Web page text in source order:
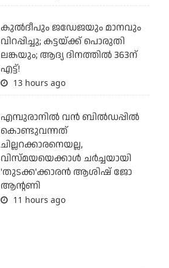
കുല്‍ദീപും ജഡേജയും മാനവും
വിറപ്പിച്ചു; കട്ടയ്ക്ക് പൊരുതി
ലങ്കയും; ആദ്യ ദിനത്തില്‍ 363ന്
എട്ട്!
13 hours ago
എമ്പുരാനില്‍ വന്‍ ബില്‍ഡപ്പില്‍
കൊണ്ടുവന്നത്
ചില്ലറക്കാരനെയല്ല,
വിസ്മയയെക്കാള്‍ ചര്‍ച്ചയായി
'തുടക്ക'ക്കാരന്‍ ആശിഷ് ജോ
ആന്റണി
11 hours ago